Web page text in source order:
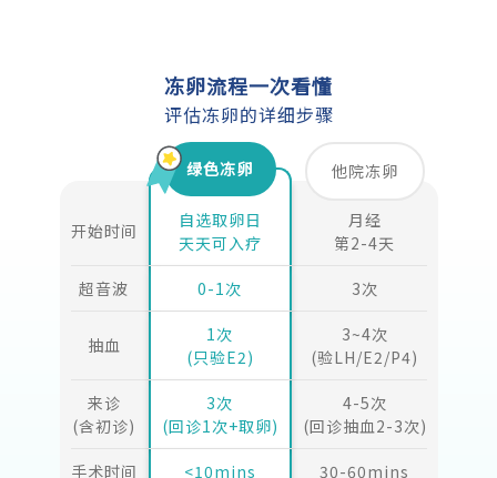
冻卵流程一次看懂
评估冻卵的详细步骤
开始时间
绿色冻卵
自选取卵日
天天可入疗
他院冻卵
月经
第2-4天
超音波 0-1次 3次
抽血
1次
(只验E2)
3~4次
(验LH/E2/P4)
来诊
(含初诊)
3次
(回诊1次+取卵)
4-5次
(回诊抽血2-3次)
手术时间 <10mins 30-60mins